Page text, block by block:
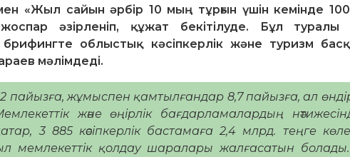
«Жыл сайын әрбір 10 мың тұрғын үшін кемінде
әзірленіп, құжат бекітілуде. Бұл туралы
облыстық кәсіпкерлік және туризм
мәлімдеді.
пайызға, жұмыспен қамтылғандар 8,7 пайызға, ал
және өңірлік бағдарламалардың
3 885 кәсіпкерлік бастамаға 2,4 млрд. теңге
мемлекеттік қолдау шаралары жалғасатын